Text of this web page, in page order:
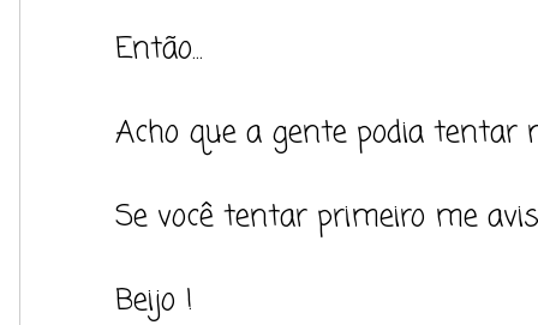
Então...
Acho que a gente podia tentar
Se você tentar primeiro me
Beijo !